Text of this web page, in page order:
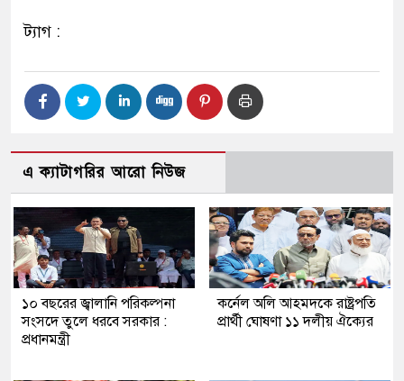
ট্যাগ :
এ ক্যাটাগরির আরো নিউজ
১০ বছরের জ্বালানি পরিকল্পনা
সংসদে তুলে ধরবে সরকার :
প্রধানমন্ত্রী
কর্নেল অলি আহমদকে রাষ্ট্রপতি
প্রার্থী ঘোষণা ১১ দলীয় ঐক্যের